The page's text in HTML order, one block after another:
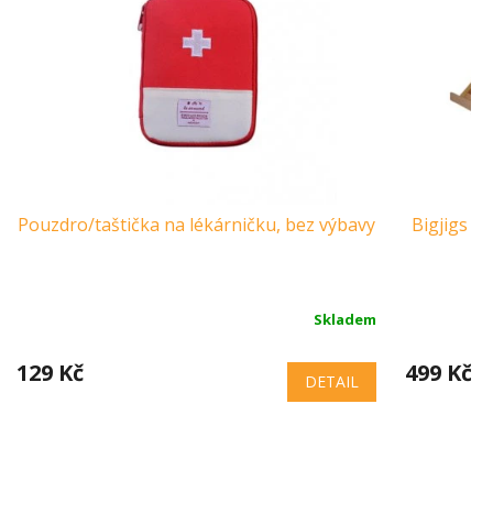
Pouzdro/taštička na lékárničku, bez výbavy
Skladem
129 Kč DETAIL
Bigjigs
499 Kč